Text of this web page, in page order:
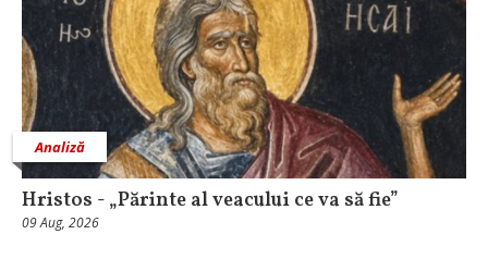
Analiză
Hristos - „Părinte al veacului ce va să fie”
09 Aug, 2026